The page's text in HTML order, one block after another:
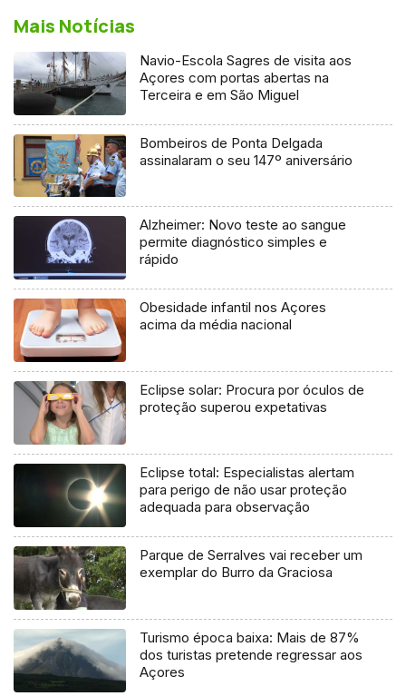
Mais Notícias
Navio-Escola Sagres de visita aos
Açores com portas abertas na
Terceira e em São Miguel
Bombeiros de Ponta Delgada
assinalaram o seu 147º aniversário
Alzheimer: Novo teste ao sangue
permite diagnóstico simples e
rápido
Obesidade infantil nos Açores
acima da média nacional
Eclipse solar: Procura por óculos de
proteção superou expetativas
Eclipse total: Especialistas alertam
para perigo de não usar proteção
adequada para observação
Parque de Serralves vai receber um
exemplar do Burro da Graciosa
Turismo época baixa: Mais de 87%
dos turistas pretende regressar aos
Açores